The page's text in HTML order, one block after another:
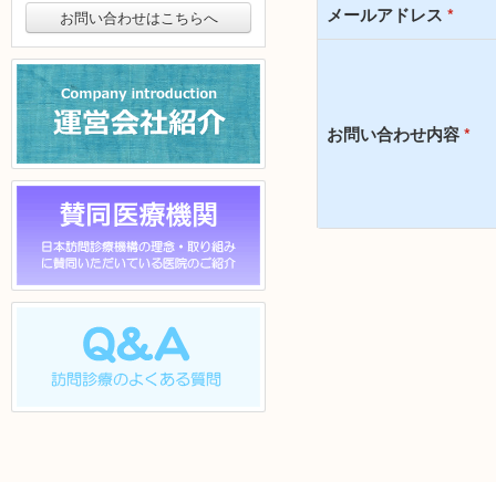
イ
ヤ
ル]
お問い合わせはこちらへ
運営会社紹介
賛同医院一覧
メールアドレス *
お問い合わせ内容*